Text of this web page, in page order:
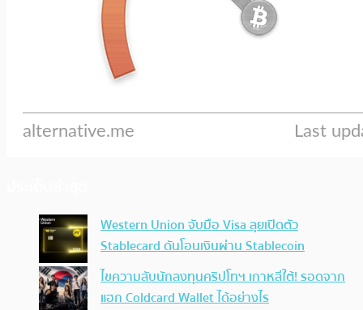
Western Union จับมือ Visa ลุยเปิดตัว
Stablecard ดันโอนเงินผ่าน Stablecoin
ไขความลับนักลงทุนคริปโทฯ เกาหลีใต้! รอดจาก
แฮก Coldcard Wallet ได้อย่างไร